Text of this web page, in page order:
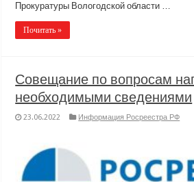
Прокуратуры Вологодской области …
Почитать »
Совещание по вопросам
необходимыми сведениями
23.06.2022 Информация Росреестра РФ